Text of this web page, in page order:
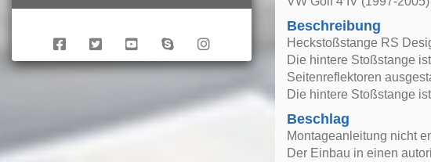
Beschreibung
Heckstoßstange RS
Die hintere Stoßstange
Seitenreflektoren
Die hintere Stoßstange
Beschlag
Montageanleitung nicht
Der Einbau in einen